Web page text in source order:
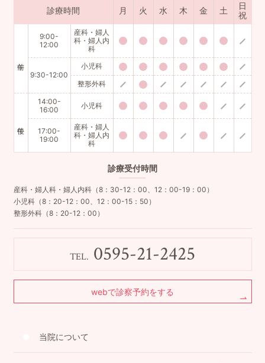
診療時間 月 火 水 木 金 土
日
祝
9:00-
12:00
産科・婦人
科・婦人内
科
9:30-12:00
小児科
整形外科
14:00-
16:00
小児科
17:00-
19:00
産科・婦人
科・婦人内
科
診療受付時間
産科・婦人科・婦人内科（8：30-12：00、12：00-19：00）
小児科（8：20-12：00、12：00-15：50）
整形外科（8：20-12：00）
TEL. 0595-21-2425
webで診察予約をする
当院について